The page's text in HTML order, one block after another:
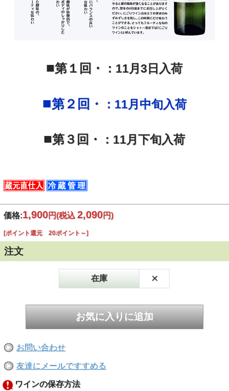
■第１回・ ： 11月3日入荷
■第２回・ ： 11月中旬入荷
■第３回・ ： 11月下旬入荷
価格:1,900円(税込 2,090円)
[ポイント還元 20ポイント～]
注文
在庫 ×
お問い合わせ
友達にメールですすめる
ワインの保存方法